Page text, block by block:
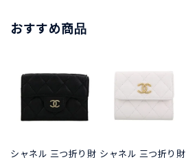
おすすめ商品
シャネル 三つ折り財 シャネル 三つ折り財